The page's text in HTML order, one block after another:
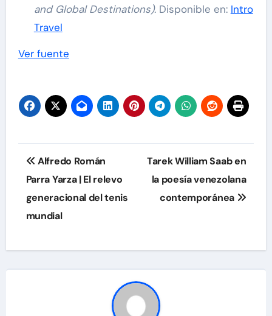
and Global Destinations). Disponible en: Intro
Travel
Navegación
entradas
Ver fuente
Navegación
de
entradas
Alfredo Román
Parra Yarza | El relevo
generacional del tenis
mundial
Tarek William Saab en
la poesía venezolana
contemporánea